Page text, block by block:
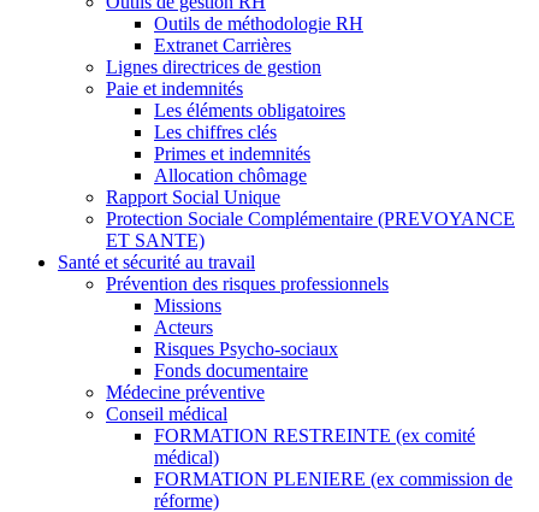
Outils de méthodologie RH
Extranet Carrières
Lignes directrices de gestion
Paie et indemnités
Les éléments obligatoires
Les chiffres clés
Primes et indemnités
Allocation chômage
Rapport Social Unique
Protection Sociale Complémentaire (PREVOYANCE
ET SANTE)
Santé et sécurité au travail
Prévention des risques professionnels
Missions
Acteurs
Risques Psycho-sociaux
Fonds documentaire
Médecine préventive
Conseil médical
FORMATION RESTREINTE (ex comité
médical)
FORMATION PLENIERE (ex commission de
réforme)